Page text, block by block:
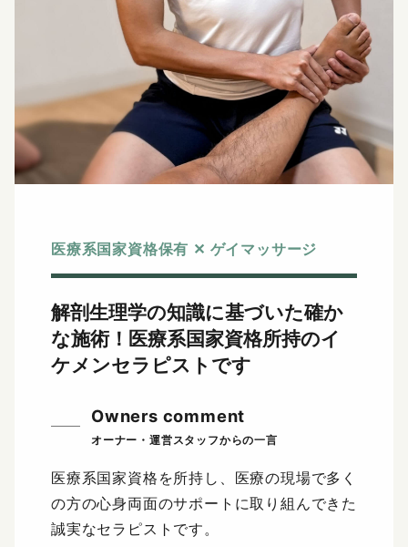
医療系国家資格保有 ✕ ゲイマッサージ
解剖生理学の知識に基づいた確か
な施術！ 医療系国家資格所持のイ
ケメンセラピストです
Owners comment
医療系国家資格を所持し、医療の現場で多く
の方の心身両面のサポートに取り組んできた
誠実なセラピストです。